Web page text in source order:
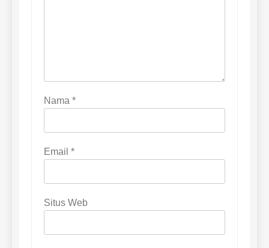
Nama *
Email *
Situs Web